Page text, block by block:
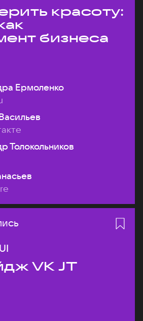
красоту:
бизнеса
Ермоленко
Толокольников
VK JT